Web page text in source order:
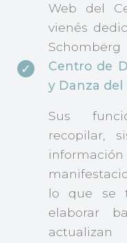
Web del
vienés
Schombërg
Centro de
y Danza del
Sus
recopilar,
lo que se
elaborar